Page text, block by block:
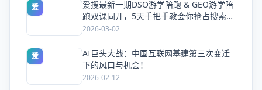
爱
爱搜最新一期DSO游学陪跑 & GEO游学陪
跑双课同开，5天手把手教会你抢占搜索流
量
2026-03-02
爱
AI巨头大战：中国互联网基建第三次变迁
下的风口与机会！
2026-02-12